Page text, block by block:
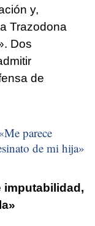
y,
Trazodona
Dos
de
parece
de mi hija»
imputabilidad,